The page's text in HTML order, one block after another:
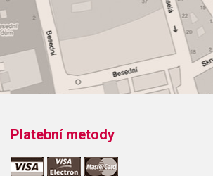
Platební metody